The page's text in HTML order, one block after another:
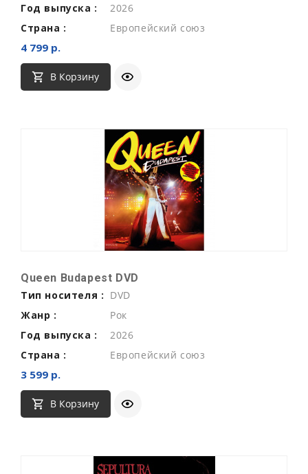
Год выпуска :
2026
Страна :
Европейский союз
4 799 р.
В Корзину
Queen Budapest DVD
Тип носителя : DVD
Жанр :
Рок
Год выпуска :
2026
Страна :
Европейский союз
3 599 р.
В Корзину